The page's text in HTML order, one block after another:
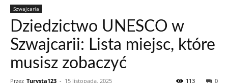
Szwajcaria
Dziedzictwo UNESCO w
Szwajcarii: Lista miejsc, które
musisz zobaczyć
Przez Turysta123 - 15 listopada, 2025 0
113